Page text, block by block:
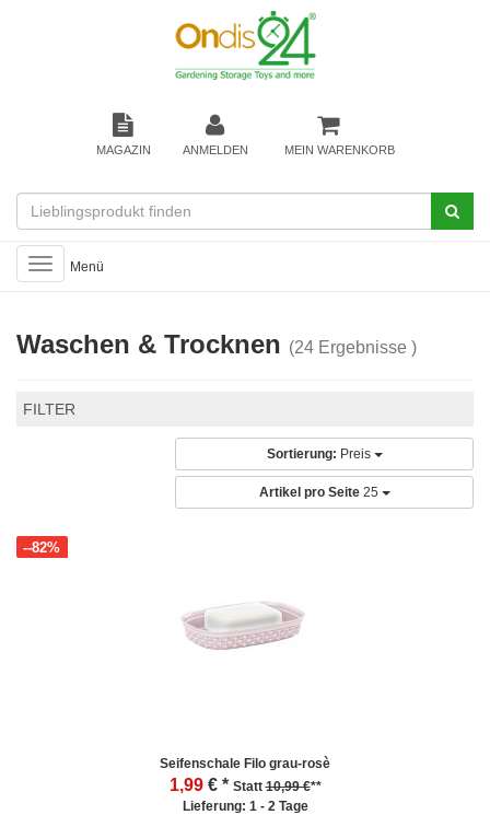
MAGAZIN ANMELDEN MEIN WARENKORB
Toggle
navigation
Menü
Waschen & Trocknen (24 Ergebnisse )
FILTER
Sortierung: Preis
Artikel pro Seite 25
Seifenschale Filo grau-rosè
1,99
--82%
€ * Statt10,99 €**
Lieferung: 1 - 2 Tage